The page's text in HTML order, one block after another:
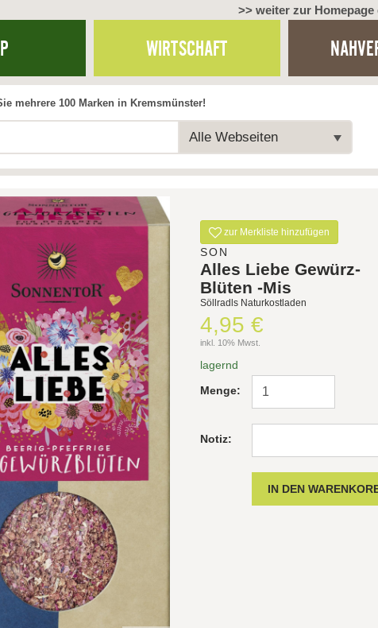
>> weiter zur
WIRTSCHAFT
Alle Webseiten
mehrere 100 Marken in Kremsmünster!
zur Merkliste hinzufügen
SON
Alles Liebe Gewürz-
Blüten -Mis
Söllradls Naturkostladen
4,95 €
inkl. 10% Mwst.
lagernd
Menge:
Notiz: